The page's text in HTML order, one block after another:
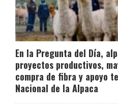
En la Pregunta del Día,
proyectos productivos,
compra de fibra y apoyo
Nacional de la Alpaca